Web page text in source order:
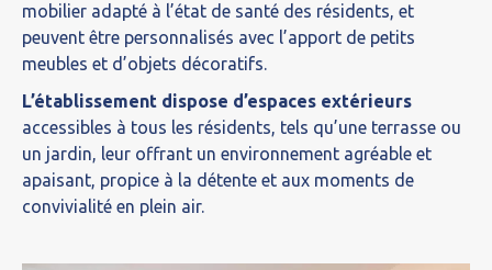
mobilier adapté à l’état de santé des résidents, et
peuvent être personnalisés avec l’apport de petits
meubles et d’objets décoratifs.
L’établissement dispose d’espaces extérieurs
accessibles à tous les résidents, tels qu’une terrasse ou
un jardin, leur offrant un environnement agréable et
apaisant, propice à la détente et aux moments de
convivialité en plein air.